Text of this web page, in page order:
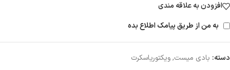
افزودن به علاقه مندی
به من از طریق پیامک اطلاع بده
دسته: بادی میست,ویکتوریاسکرت